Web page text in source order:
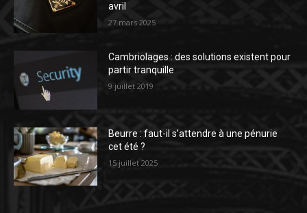
avril
27 mars 2025
Cambriolages : des solutions existent pour
partir tranquille
9 juillet 2019
Beurre : faut-il s’attendre à une pénurie
cet été ?
15 juillet 2025